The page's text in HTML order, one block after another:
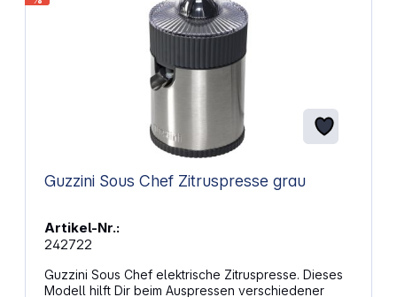
spülmaschinengeeignet Rutschfeste Füße
Abmessungen (B x H x T): 180 x 290 x 255 mm
Guzzini Sous Chef Zitruspresse grau
Artikel-Nr.:
242722
Guzzini Sous Chef elektrische Zitruspresse. Dieses
Modell hilft Dir beim Auspressen verschiedener